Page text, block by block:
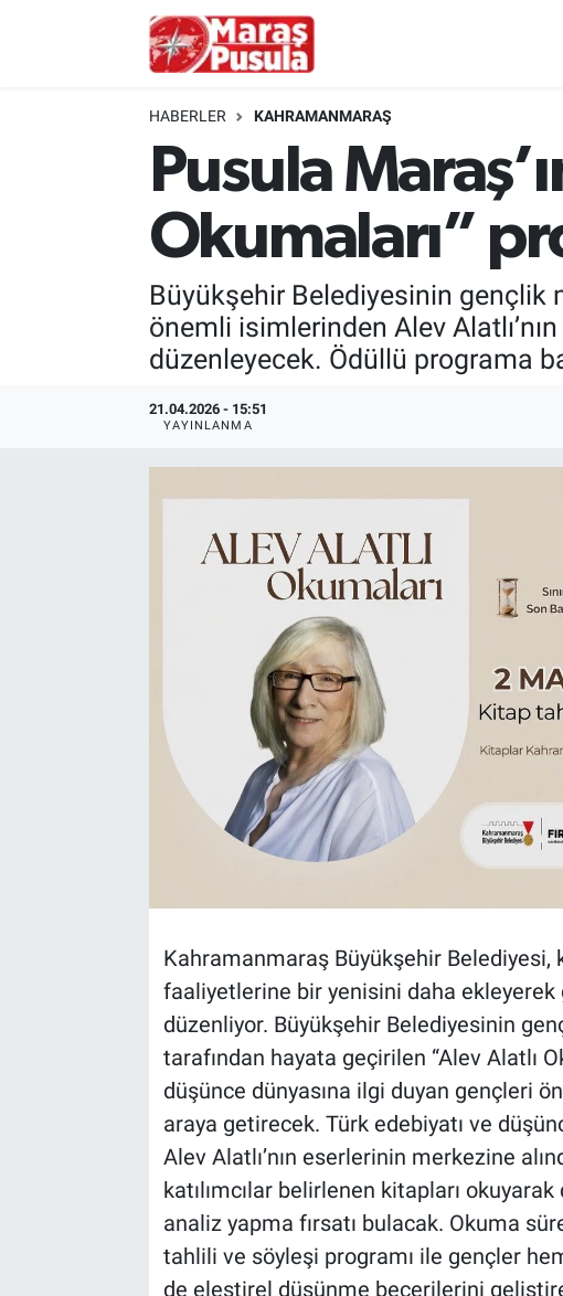
HABERLER KAHRAMANMARAŞ
Pusula
Okumaları”
Büyükşehir Belediyesinin gençlik
önemli isimlerinden Alev
düzenleyecek. Ödüllü programa
21.04.2026 - 15:51
YAYINLANMA
Kahramanmaraş Büyükşehir Belediyesi,
faaliyetlerine bir yenisini daha
düzenliyor. Büyükşehir Belediyesinin
tarafından hayata geçirilen “Alev Alatlı
düşünce dünyasına ilgi duyan gençleri
araya getirecek. Türk edebiyatı ve
Alev Alatlı’nın eserlerinin merkezine
katılımcılar belirlenen kitapları
analiz yapma fırsatı bulacak. Okuma
tahlili ve söyleşi programı ile gençler
de eleştirel düşünme becerilerini
Kültür Sanat
Bilim, Teknoloji
BİLİM VE TEKNOLOJİ
İstanbul Hava Durumu
İstanbul Namaz Vakitleri
İstanbul Trafik Yoğunluk Haritası
Süper Lig Puan Durumu ve Fikstür
Tüm Manşetler
Son Dakika Haberleri